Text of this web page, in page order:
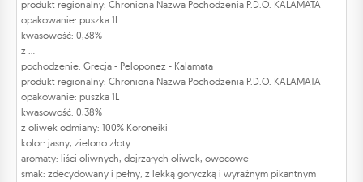
produkt regionalny: Chroniona Nazwa Pochodzenia P.D.O. KALAMATA
opakowanie: puszka 1L
kwasowość: 0,38%
z ...
pochodzenie: Grecja - Peloponez - Kalamata
produkt regionalny: Chroniona Nazwa Pochodzenia P.D.O. KALAMATA
opakowanie: puszka 1L
kwasowość: 0,38%
z oliwek odmiany: 100% Koroneiki
kolor: jasny, zielono złoty
aromaty: liści oliwnych, dojrzałych oliwek, owocowe
smak: zdecydowany i pełny, z lekką goryczką i wyraźnym pikantnym